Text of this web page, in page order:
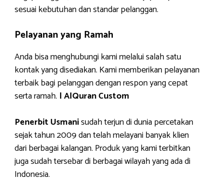
sesuai kebutuhan dan standar pelanggan.
Pelayanan yang Ramah
Anda bisa menghubungi kami melalui salah satu
kontak yang disediakan. Kami memberikan pelayanan
terbaik bagi pelanggan dengan respon yang cepat
serta ramah. | AlQuran Custom
Penerbit Usmanisudah terjun di dunia percetakan
sejak tahun 2009 dan telah melayani banyak klien
dari berbagai kalangan. Produk yang kami terbitkan
juga sudah tersebar di berbagai wilayah yang ada di
Indonesia.